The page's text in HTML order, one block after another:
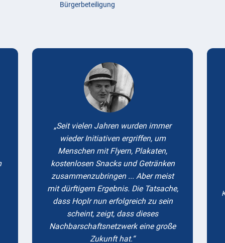
Bürgerbeteiligung
Testimonials
Seit vielen Jahren wurden immer
wieder Initiativen ergriffen, um
Menschen mit Flyern, Plakaten,
kostenlosen Snacks und Getränken
zusammenzubringen ... Aber meist
mit dürftigem Ergebnis. Die Tatsache,
dass Hoplr nun erfolgreich zu sein
scheint, zeigt, dass dieses
Nachbarschaftsnetzwerk eine große
Zukunft hat.